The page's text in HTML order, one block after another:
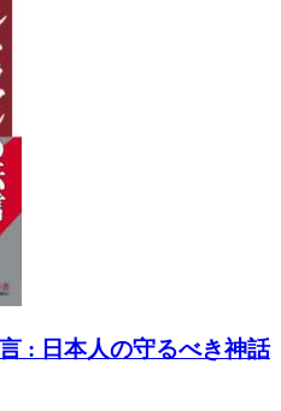
: 日本人の守るべき神話